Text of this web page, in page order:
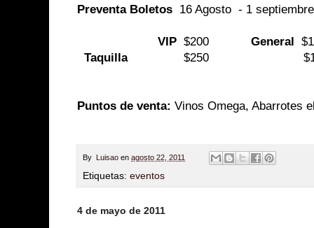
Preventa Boletos 16 Agosto - 1 septiembre
VIP $200 General
Taquilla $250
Puntos de venta: Vinos Omega, Abarrotes
By Luisao en agosto 22, 2011
Etiquetas: eventos
4 de mayo de 2011